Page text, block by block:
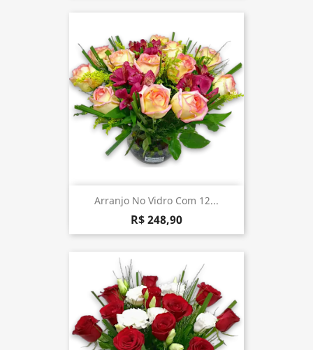
Arranjo No Vidro Com 12...
R$ 248,90